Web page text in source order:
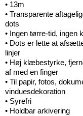
• 13m
• Transparente
dots
• Ingen tørre-tid, ingen
• Dots er lette at
linjer
• Høj klæbestyrke,
af med en finger
• Til papir, fotos,
vinduesdekoration
• Syrefri
• Holdbar arkivering